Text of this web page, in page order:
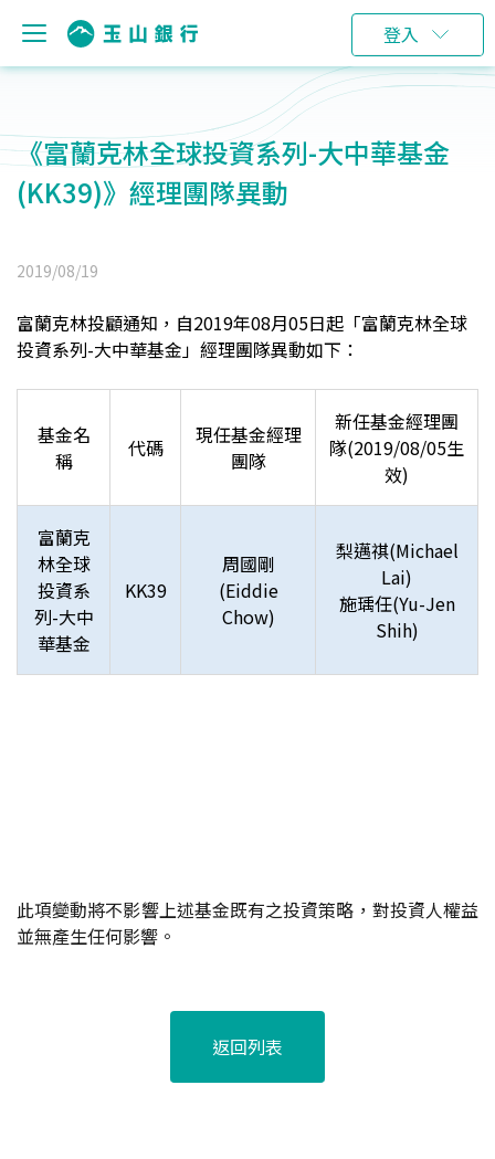
登入
《富蘭克林全球投資系列-大中華基金
(KK39)》經理團隊異動
2019/08/19
富蘭克林投顧通知，自2019年08月05日起「富蘭克林全球
投資系列-大中華基金」經理團隊異動如下：
基金名
稱
代碼
現任基金經理
團隊
新任基金經理團
隊(2019/08/05生
效)
富蘭克
林全球
投資系
列-大中
華基金
KK39
周國剛
(Eiddie
Chow)
梨邁祺(Michael
Lai)
施瑀任(Yu-Jen
Shih)
此項變動將不影響上述基金既有之投資策略，對投資人權益
並無產生任何影響。
返回列表